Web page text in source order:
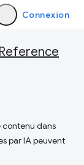
Connexion
Reference
contenu dans
par IA peuvent